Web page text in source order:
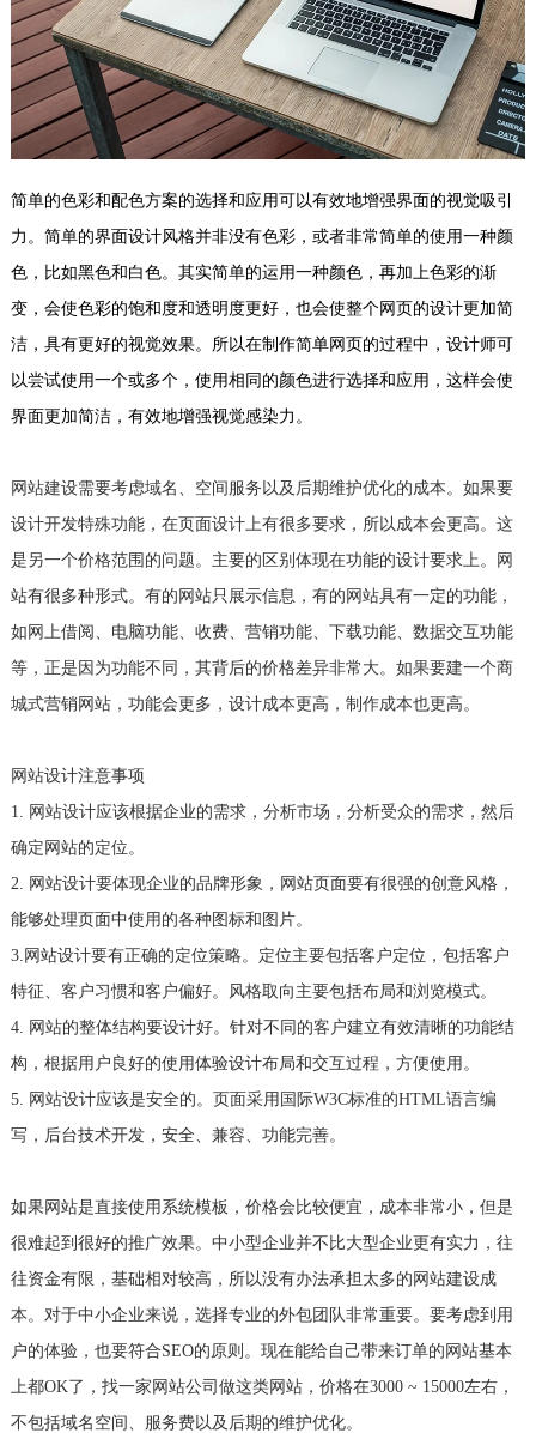
简单的色彩和配色方案的选择和应用可以有效地增强界面的视觉吸引
力。简单的界面设计风格并非没有色彩，或者非常简单的使用一种颜
色，比如黑色和白色。其实简单的运用一种颜色，再加上色彩的渐
变，会使色彩的饱和度和透明度更好，也会使整个网页的设计更加简
洁，具有更好的视觉效果。所以在制作简单网页的过程中，设计师可
以尝试使用一个或多个，使用相同的颜色进行选择和应用，这样会使
界面更加简洁，有效地增强视觉感染力。
网站建设需要考虑域名、空间服务以及后期维护优化的成本。如果要
设计开发特殊功能，在页面设计上有很多要求，所以成本会更高。这
是另一个价格范围的问题。主要的区别体现在功能的设计要求上。网
站有很多种形式。有的网站只展示信息，有的网站具有一定的功能，
如网上借阅、电脑功能、收费、营销功能、下载功能、数据交互功能
等，正是因为功能不同，其背后的价格差异非常大。如果要建一个商
城式营销网站，功能会更多，设计成本更高，制作成本也更高。
网站设计注意事项
1. 网站设计应该根据企业的需求，分析市场，分析受众的需求，然后
确定网站的定位。
2. 网站设计要体现企业的品牌形象，网站页面要有很强的创意风格，
能够处理页面中使用的各种图标和图片。
3.网站设计要有正确的定位策略。定位主要包括客户定位，包括客户
特征、客户习惯和客户偏好。风格取向主要包括布局和浏览模式。
4. 网站的整体结构要设计好。针对不同的客户建立有效清晰的功能结
构，根据用户良好的使用体验设计布局和交互过程，方便使用。
5. 网站设计应该是安全的。页面采用国际W3C标准的HTML语言编
写，后台技术开发，安全、兼容、功能完善。
如果网站是直接使用系统模板，价格会比较便宜，成本非常小，但是
很难起到很好的推广效果。中小型企业并不比大型企业更有实力，往
往资金有限，基础相对较高，所以没有办法承担太多的网站建设成
本。对于中小企业来说，选择专业的外包团队非常重要。要考虑到用
户的体验，也要符合SEO的原则。现在能给自己带来订单的网站基本
上都OK了，找一家网站公司做这类网站，价格在3000 ~ 15000左右，
不包括域名空间、服务费以及后期的维护优化。